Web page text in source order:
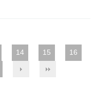
14 15
16